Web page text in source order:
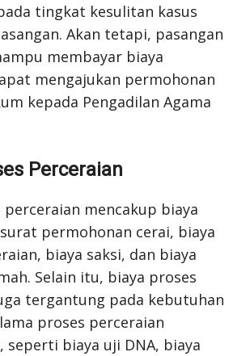
tingkat kesulitan kasus
Akan tetapi, pasangan
membayar biaya
mengajukan permohonan
kepada Pengadilan Agama
Perceraian
perceraian mencakup biaya
permohonan cerai, biaya
biaya saksi, dan biaya
Selain itu, biaya proses
tergantung pada kebutuhan
proses perceraian
seperti biaya uji DNA, biaya